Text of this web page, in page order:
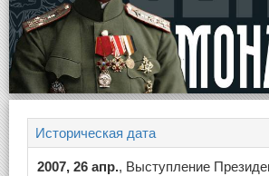
Историческая дата
2007, 26 апр., Выступление